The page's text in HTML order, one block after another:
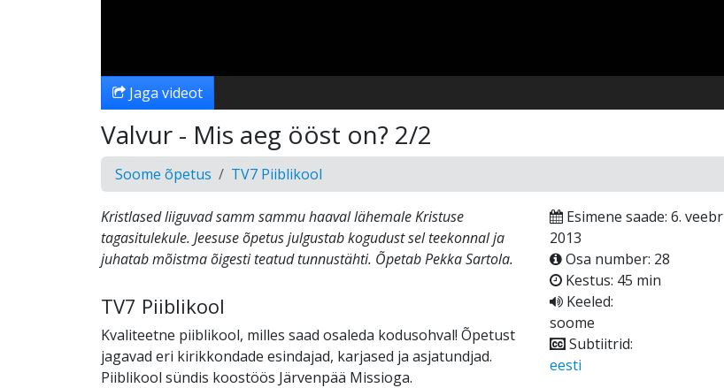
Jaga videot
Valvur - Mis aeg ööst on? 2/2
Soome õpetus TV7 Piiblikool
Kristlased liiguvad samm sammu haaval lähemale Kristuse
tagasitulekule. Jeesuse õpetus julgustab kogudust sel teekonnal ja
juhatab mõistma õigesti teatud tunnustähti. Õpetab Pekka Sartola.
TV7 Piiblikool
Kvaliteetne piiblikool, milles saad osaleda kodusohval! Õpetust
jagavad eri kirikkondade esindajad, karjased ja asjatundjad.
Piiblikool sündis koostöös Järvenpää Missioga.
Esimene saade: 6. veebr
2013
Osa number: 28
Kestus: 45 min
Keeled:
soome
Subtiitrid:
eesti